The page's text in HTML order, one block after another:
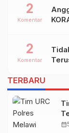
2
Komentar
2
Komentar
TERBARU
calendar_month